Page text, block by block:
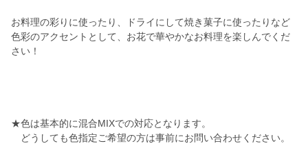
お料理の彩りに使ったり、ドライにして焼き菓子に使ったりなど
色彩のアクセントとして、お花で華やかなお料理を楽しんでくだ
さい！
★色は基本的に混合MIXでの対応となります。
どうしても色指定ご希望の方は事前にお問い合わせください。